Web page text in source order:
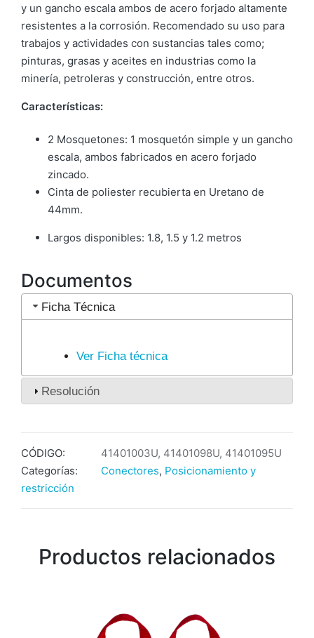
y un gancho escala ambos de acero forjado altamente
resistentes a la corrosión. Recomendado su uso para
trabajos y actividades con sustancias tales como;
pinturas, grasas y aceites en industrias como la
minería, petroleras y construcción, entre otros.
Características:
2 Mosquetones: 1 mosquetón simple y un gancho
escala, ambos fabricados en acero forjado
zincado.
Cinta de poliester recubierta en Uretano de
44mm.
Largos disponibles: 1.8, 1.5 y 1.2 metros
Documentos
Ficha Técnica
Ver Ficha técnica
Resolución
CÓDIGO:
41401003U, 41401098U, 41401095U
Categorías:
Conectores, Posicionamiento y
restricción
Productos relacionados